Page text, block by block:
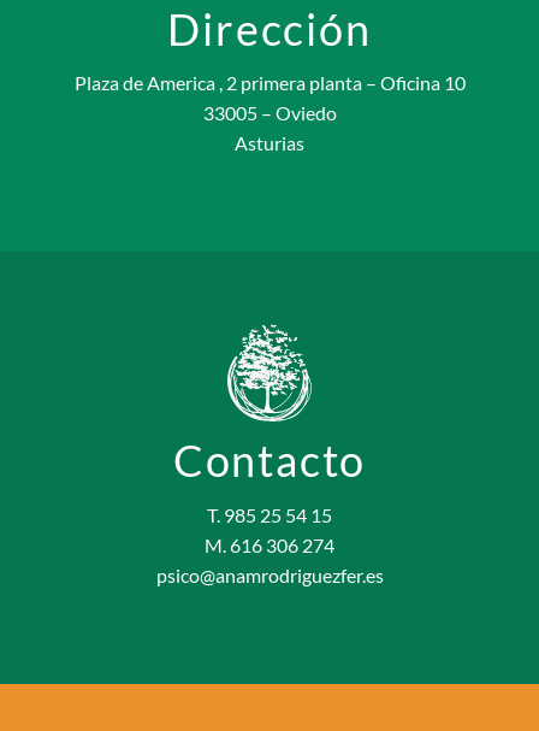
Dirección
Plaza de America , 2 primera planta – Oficina 10
33005 – Oviedo
Asturias
Contacto
T. 985 25 54 15
M. 616 306 274
psico@anamrodriguezfer.es